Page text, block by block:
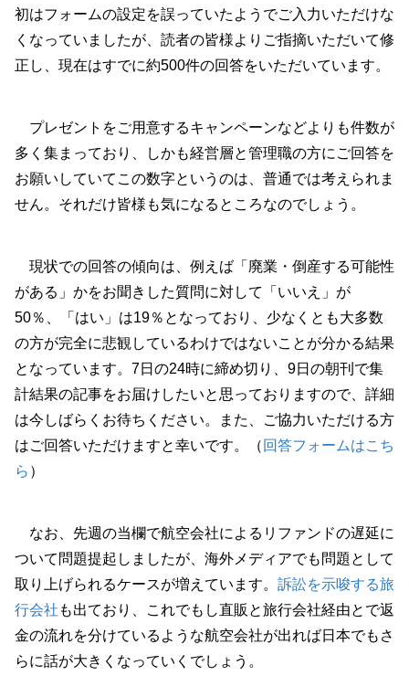
初はフォームの設定を誤っていたようでご入力いただけな
くなっていましたが、読者の皆様よりご指摘いただいて修
正し、現在はすでに約500件の回答をいただいています。
プレゼントをご用意するキャンペーンなどよりも件数が
多く集まっており、しかも経営層と管理職の方にご回答を
お願いしていてこの数字というのは、普通では考えられま
せん。それだけ皆様も気になるところなのでしょう。
現状での回答の傾向は、例えば「廃業・倒産する可能性
がある」かをお聞きした質問に対して「いいえ」が
50％、「はい」は19％となっており、少なくとも大多数
の方が完全に悲観しているわけではないことが分かる結果
となっています。7日の24時に締め切り、9日の朝刊で集
計結果の記事をお届けしたいと思っておりますので、詳細
は今しばらくお待ちください。また、ご協力いただける方
はご回答いただけますと幸いです。（ 回答フォームはこち
ら ）
なお、先週の当欄で航空会社によるリファンドの遅延に
ついて問題提起しましたが、海外メディアでも問題として
取り上げられるケースが増えています。 訴訟を示唆する旅
行会社 も出ており、これでもし直販と旅行会社経由とで返
金の流れを分けているような航空会社が出れば日本でもさ
らに話が大きくなっていくでしょう。